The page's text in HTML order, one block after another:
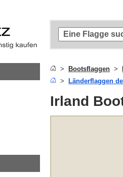
Bootsflaggen
Länderflaggen
Irland